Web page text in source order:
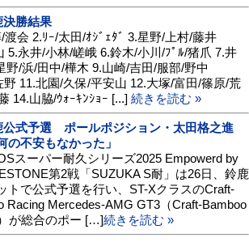
決勝結果
会 2.ﾘｰ/太田/ｵｼﾞｪﾀﾞ 3.星野/上村/藤井
5.永井/小林/嵯峨 6.鈴木/小川/ﾌﾟﾙ/猪爪 7.井
野/浜/田中/樺木 9.山崎/吉田/服部/野中
11.北園/久保/平安山 12.大塚/富田/篠原/荒
14.山脇/ｳｫｰｷﾝｼｮｰ [...] 続きを読む »
公式予選 ポールポジション・太田格之進
の不安もなかった」
スーパー耐久シリーズ2025 Empowerd by
第2戦「SUZUKA S耐」は26日、鈴鹿
トで公式予選を行い、ST-XクラスのCraft-
Racing Mercedes-AMG GT3（Craft-Bamboo
が総合のポー […]続きを読む »